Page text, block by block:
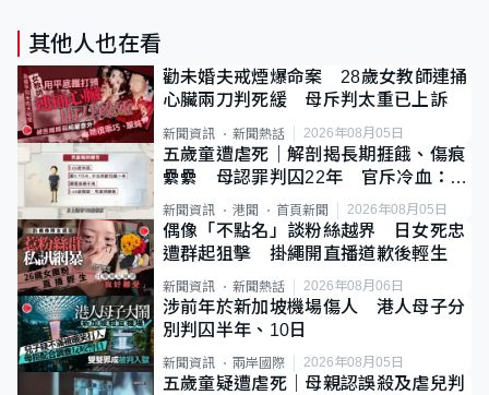
其他人也在看
勸未婚夫戒煙爆命案 28歲女教師連捅
心臟兩刀判死緩 母斥判太重已上訴
新聞資訊 新聞熱話 2026年08月05日
五歲童遭虐死｜解剖揭長期捱餓、傷痕
纍纍 母認罪判囚22年 官斥冷血：同
類案最惡劣
新聞資訊 港聞 首頁新聞 2026年08月05日
偶像「不點名」談粉絲越界 日女死忠
遭群起狙擊 掛繩開直播道歉後輕生
新聞資訊 新聞熱話 2026年08月06日
涉前年於新加坡機場傷人 港人母子分
別判囚半年、10日
新聞資訊 兩岸國際 2026年08月05日
五歲童疑遭虐死｜母親認誤殺及虐兒判